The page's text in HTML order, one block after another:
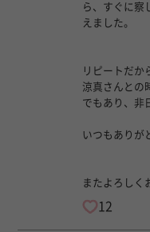
ら、すぐに察
えました。
リピートだか
涼真さんとの
でもあり、非
いつもありが
またよろしく
12